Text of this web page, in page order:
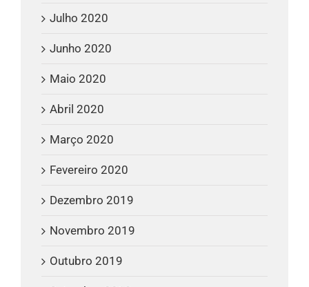
Julho 2020
Junho 2020
Maio 2020
Abril 2020
Março 2020
Fevereiro 2020
Dezembro 2019
Novembro 2019
Outubro 2019